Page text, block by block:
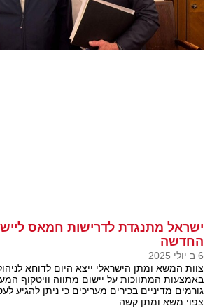
ישראל מתנגדת לדרישות חמאס
החדשה
6 ב יולי 2025
צוות המשא ומתן הישראלי ייצא היום לדוחא
באמצעות המתווכות על יישום מתווה וויטקוף
גורמים מדיניים בכירים מעריכים כי ניתן להגיע
צפוי משא ומתן קשה.